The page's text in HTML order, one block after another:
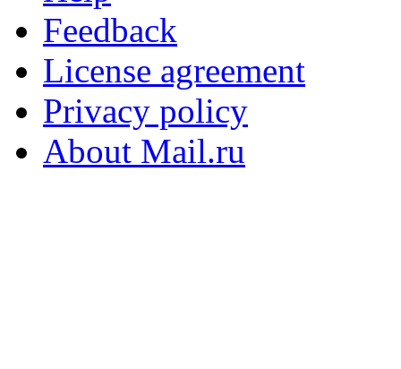
Feedback
License agreement
Privacy policy
About Mail.ru